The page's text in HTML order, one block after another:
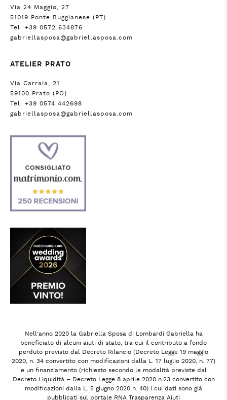
Via 24 Maggio, 27
51019 Ponte Buggianese (PT)
Tel. +39 0572 634876
gabriellasposa@gabriellasposa.com
ATELIER PRATO
Via Carraia, 21
59100 Prato (PO)
Tel. +39 0574 442698
gabriellasposa@gabriellasposa.com
Nell’anno 2020 la Gabriella Sposa di Lombardi Gabriella ha
beneficiato di alcuni aiuti di stato, tra cui il contributo a fondo
perduto previsto dal Decreto Rilancio (Decreto Legge 19 maggio
2020, n. 34 convertito con modificazioni dalla L. 17 luglio 2020, n. 77)
e un finanziamento (richiesto secondo le modalità previste dal
Decreto Liquidità – Decreto Legge 8 aprile 2020 n.23 convertito con
modificazioni dalla L. 5 giugno 2020 n. 40) i cui dati sono già
pubblicati sul portale RNA Trasparenza Aiuti